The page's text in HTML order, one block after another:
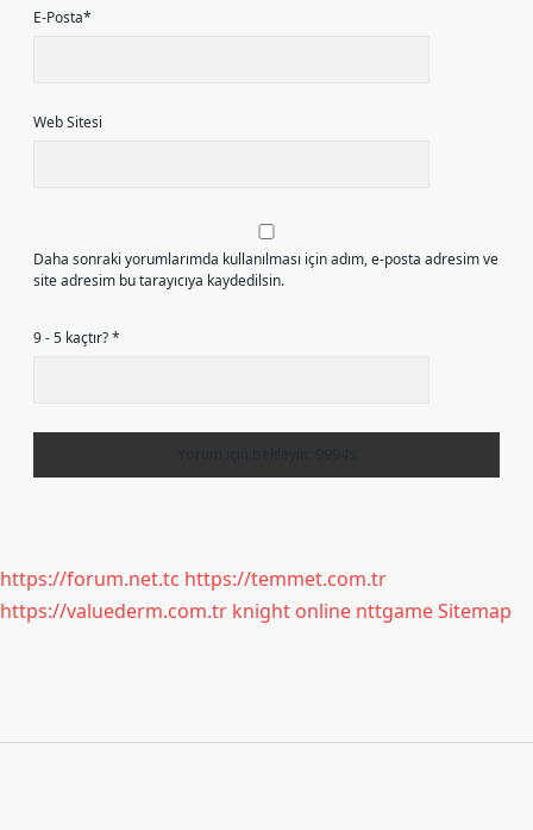
E-Posta*
Web Sitesi
Daha sonraki yorumlarımda kullanılması için adım, e-posta adresim ve
site adresim bu tarayıcıya kaydedilsin.
9 - 5 kaçtır?*
https://forum.net.tc https://temmet.com.tr
https://valuederm.com.tr knight online nttgameSitemap